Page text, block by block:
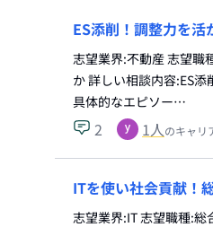
ES添削！調整力を
志望業界:不動産 志望職
か 詳しい相談内容:ES
具体的なエピソー…
2 1人のキャリ
ITを使い社会貢献！
志望業界:IT 志望職種: